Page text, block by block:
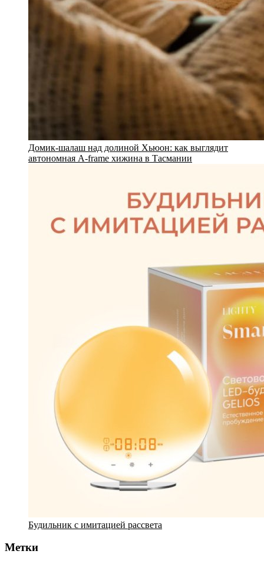
Домик-шалаш над долиной Хьюон: как выглядит
автономная A-frame хижина в Тасмании
Будильник с имитацией рассвета
Метки